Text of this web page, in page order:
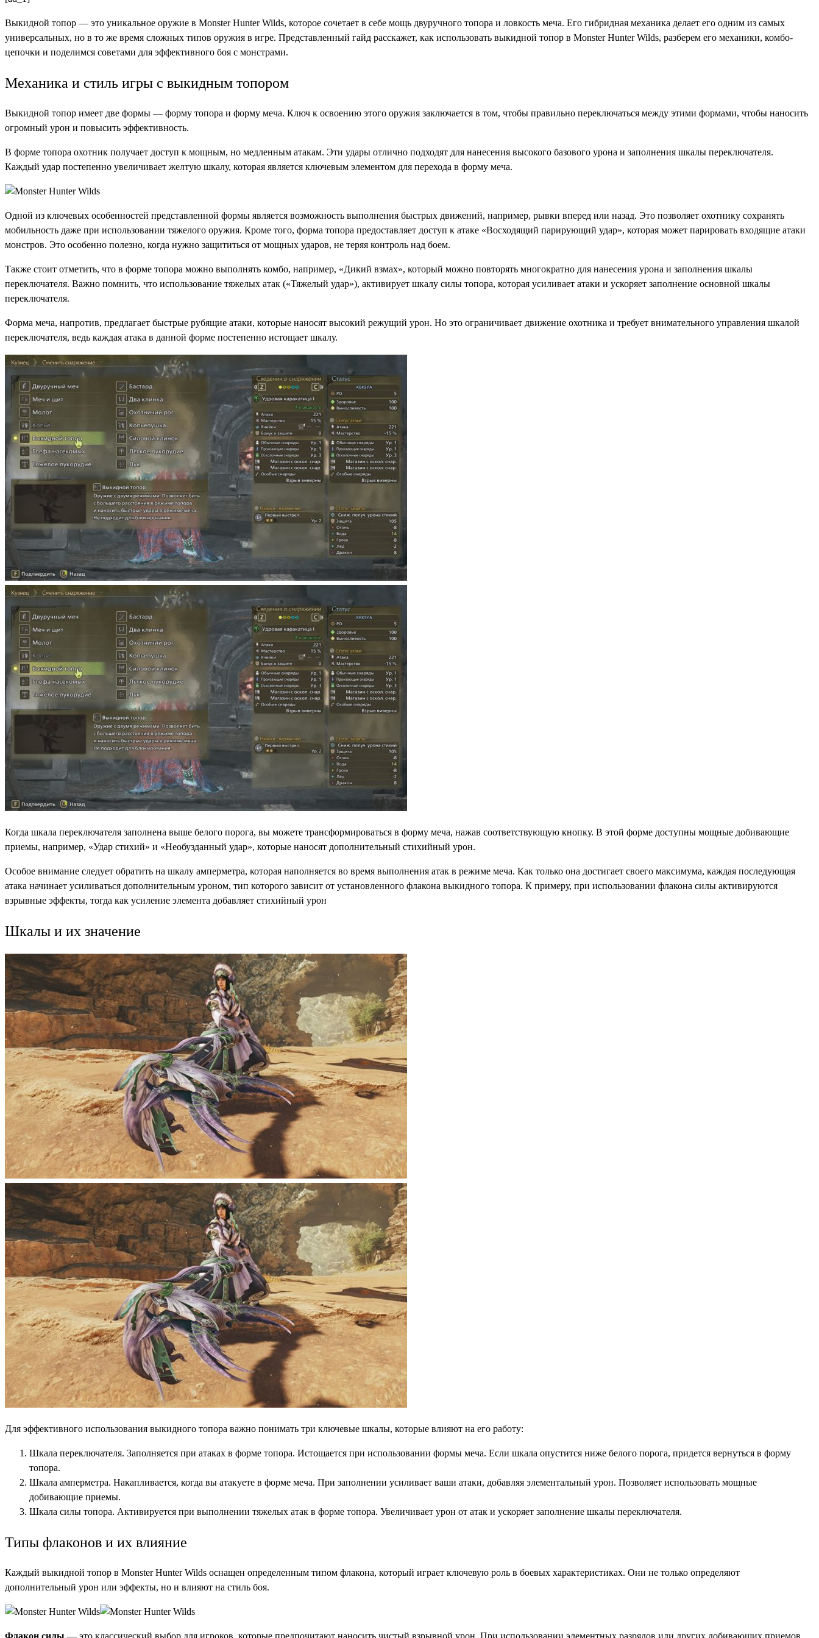
Выкидной топор — это уникальное оружие в Monster Hunter Wilds, которое сочетает в себе мощь двуручного топора и ловкость меча. Его гибридная механика делает его одним из самых
универсальных, но в то же время сложных типов оружия в игре. Представленный гайд расскажет, как использовать выкидной топор в Monster Hunter Wilds, разберем его механики, комбо-
цепочки и поделимся советами для эффективного боя с монстрами.
Механика и стиль игры с выкидным топором
Выкидной топор имеет две формы — форму топора и форму меча. Ключ к освоению этого оружия заключается в том, чтобы правильно переключаться между этими формами, чтобы наносить
огромный урон и повысить эффективность.
В форме топора охотник получает доступ к мощным, но медленным атакам. Эти удары отлично подходят для нанесения высокого базового урона и заполнения шкалы переключателя.
Каждый удар постепенно увеличивает желтую шкалу, которая является ключевым элементом для перехода в форму меча.
Одной из ключевых особенностей представленной формы является возможность выполнения быстрых движений, например, рывки вперед или назад. Это позволяет охотнику сохранять
мобильность даже при использовании тяжелого оружия. Кроме того, форма топора предоставляет доступ к атаке «Восходящий парирующий удар», которая может парировать входящие атаки
монстров. Это особенно полезно, когда нужно защититься от мощных ударов, не теряя контроль над боем.
Также стоит отметить, что в форме топора можно выполнять комбо, например, «Дикий взмах», который можно повторять многократно для нанесения урона и заполнения шкалы
переключателя. Важно помнить, что использование тяжелых атак («Тяжелый удар»), активирует шкалу силы топора, которая усиливает атаки и ускоряет заполнение основной шкалы
переключателя.
Форма меча, напротив, предлагает быстрые рубящие атаки, которые наносят высокий режущий урон. Но это ограничивает движение охотника и требует внимательного управления шкалой
переключателя, ведь каждая атака в данной форме постепенно истощает шкалу.
Когда шкала переключателя заполнена выше белого порога, вы можете трансформироваться в форму меча, нажав соответствующую кнопку. В этой форме доступны мощные добивающие
приемы, например, «Удар стихий» и «Необузданный удар», которые наносят дополнительный стихийный урон.
Особое внимание следует обратить на шкалу амперметра, которая наполняется во время выполнения атак в режиме меча. Как только она достигает своего максимума, каждая последующая
атака начинает усиливаться дополнительным уроном, тип которого зависит от установленного флакона выкидного топора. К примеру, при использовании флакона силы активируются
взрывные эффекты, тогда как усиление элемента добавляет стихийный урон
Шкалы и их значение
Для эффективного использования выкидного топора важно понимать три ключевые шкалы, которые влияют на его работу:
Шкала переключателя. Заполняется при атаках в форме топора. Истощается при использовании формы меча. Если шкала опустится ниже белого порога, придется вернуться в форму
топора.
Шкала амперметра. Накапливается, когда вы атакуете в форме меча. При заполнении усиливает ваши атаки, добавляя элементальный урон. Позволяет использовать мощные
добивающие приемы.
Шкала силы топора. Активируется при выполнении тяжелых атак в форме топора. Увеличивает урон от атак и ускоряет заполнение шкалы переключателя.
Типы флаконов и их влияние
Каждый выкидной топор в Monster Hunter Wilds оснащен определенным типом флакона, который играет ключевую роль в боевых характеристиках. Они не только определяют
дополнительный урон или эффекты, но и влияют на стиль боя.